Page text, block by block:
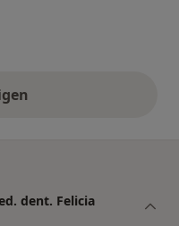
Stellungnahmen
dent. Felicia